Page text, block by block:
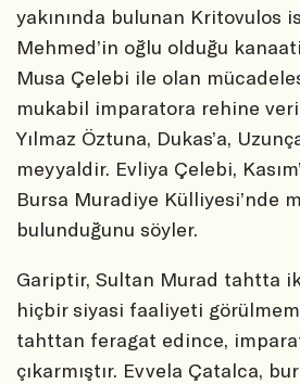
yakınında bulunan Kritovulos
Mehmed’in oğlu olduğu
Musa Çelebi ile olan
mukabil imparatora rehine
Yılmaz Öztuna, Dukas’a,
meyyaldir. Evliya Çelebi,
Bursa Muradiye Külliyesi’nde
bulunduğunu söyler.
Gariptir, Sultan Murad tahtta
hiçbir siyasi faaliyeti
tahttan feragat edince,
çıkarmıştır. Evvela Çatalca,